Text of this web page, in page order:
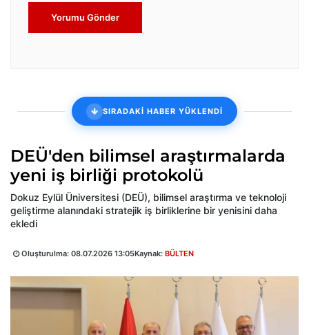
Yorumu Gönder
SIRADAKİ HABER YÜKLENDİ
DEÜ'den bilimsel araştırmalarda
yeni iş birliği protokolü
Dokuz Eylül Üniversitesi (DEÜ), bilimsel araştırma ve teknoloji
geliştirme alanındaki stratejik iş birliklerine bir yenisini daha
ekledi
Oluşturulma: 08.07.2026 13:05Kaynak: BÜLTEN